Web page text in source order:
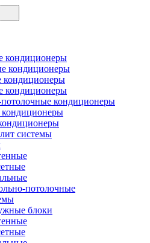
кондиционеры
кондиционеры
кондиционеры
кондиционеры
кондиционеры
системы
потолочные
блоки